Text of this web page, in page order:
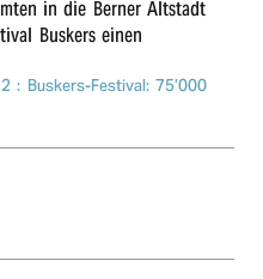
in die Berner Altstadt
Buskers einen
: Buskers-Festi­val: 75’000